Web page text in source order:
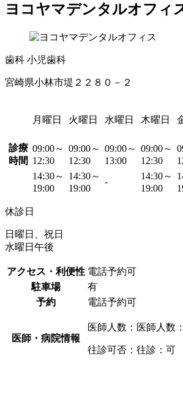
ヨコヤマデンタルオフィ
歯科 小児歯科
宮崎県小林市堤２２８０－２
月曜日 火曜日 水曜日 木曜日
診療
時間
09:00～
12:30
09:00～
12:30
09:00～
13:00
09:00～
12:30
14:30～
19:00
14:30～
19:00
-
14:30～
19:00
休診日
日曜日、祝日
水曜日午後
アクセス・利便性 電話予約可
駐車場
有
予約
電話予約可
医師・病院情報
医師人数：医師人数
往診可否：往診：可